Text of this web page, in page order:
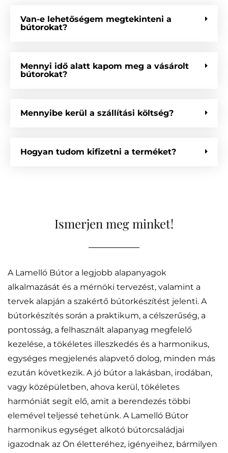
Van-e lehetőségem megtekinteni a
bútorokat?
Mennyi idő alatt kapom meg a vásárolt
bútorokat?
Mennyibe kerül a szállítási költség?
Hogyan tudom kifizetni a terméket?
Ismerjen meg minket!
A Lamelló Bútor a legjobb alapanyagok
alkalmazását és a mérnöki tervezést, valamint a
tervek alapján a szakértő bútorkészítést jelenti. A
bútorkészítés során a praktikum, a célszerűség, a
pontosság, a felhasznált alapanyag megfelelő
kezelése, a tökéletes illeszkedés és a harmonikus,
egységes megjelenés alapvető dolog, minden más
ezután következik. A jó bútor a lakásban, irodában,
vagy középületben, ahova kerül, tökéletes
harmóniát segít elő, amit a berendezés többi
elemével teljessé tehetünk. A Lamelló Bútor
harmonikus egységet alkotó bútorcsaládjai
igazodnak az Ön életteréhez, igényeihez, bármilyen